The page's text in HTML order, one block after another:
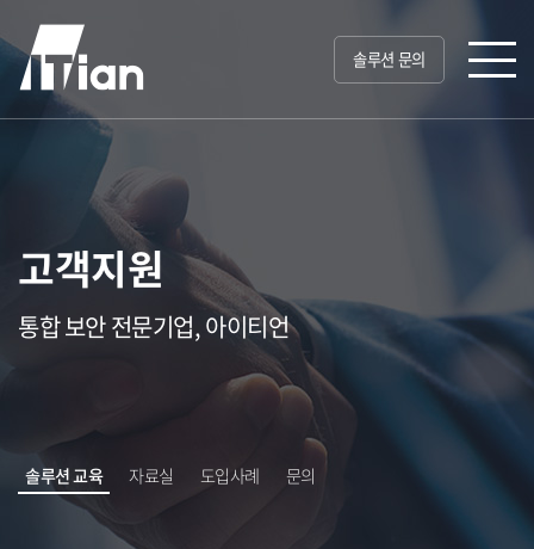
솔루션 문의
고객지원
통합 보안 전문기업, 아이티언
솔루션 교육 자료실 도입사례 문의